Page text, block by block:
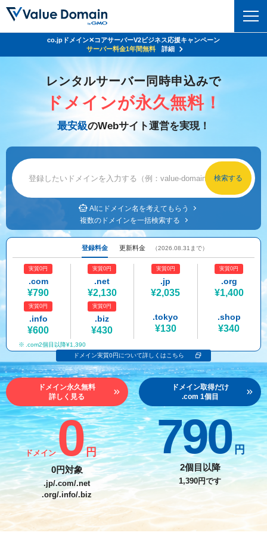
ドメイントップ
ドメイン検索
ドメイン価格一覧
.jpドメインオークション
NEW!
.jpドメインバックオーダー
プレミアムドメイン
人気ドメインの種類
WHOIS検索
レンタルサーバー
サーバートップ
バリューサーバー
XREA
Oneレンタルサーバー
セキュリティ
セキュリティトップ
Value Domain ネットde診断
SSL証明書
サービス
サービストップ
お得意様割引
紹介制度
バリュードメインAPI
ドメイン・ホスティングOEM
ドメインコンシェルジュ
Value Domain Analyzer
Value AI Writer
facebook
x
サポート
マニュアル ライブチャット
お問い合わせ
従来のバリュードメインをご利用希望の方
Value Domainにログイン
外部サービスでの登録が一部未対応（Google等）
おすすめ One レンタルサーバーを含む最新の機能を使う方
Value Domain Oneにログイン
ユーザー登録
従来のバリュードメインをご利用希望の方
Value Domainユーザー登録
外部サービスでの登録が一部未対応（Google等）
おすすめ One レンタルサーバーを含む最新の機能を使う方
Value Domain Oneアカウント作成
Value Domain 24周年キャンペーン
24%OFFクーポンGET＆その他特典あり！
co.jpドメイン✕コアサーバーV2ビジネス応援キャンペーン
サーバー料金1年間無料
詳細
レンタルサーバー同時申込みで
ドメインが永久無料！
最安級のWebサイト運営を実現！
AIにドメイン名を考えてもらう
複数のドメインを一括検索する
登録料金 更新料金 （2026.08.31まで）
実質0円
.com
¥790
実質0円
.net
¥2,130
実質0円
.jp
¥2,035
実質0円
.org
¥1,400
実質0円
.info
¥600
実質0円
.biz
¥430
.tokyo
¥130
.shop
¥340
.com2個目以降¥1,390
ドメイン実質0円について詳しくはこちら
ドメイン永久無料
詳しく見る
ドメイン0 円
0円対象
.jp/.com/.net
.org/.info/.biz
ドメイン取得だけ
.com 1個目
790 円
2個目以降
1,390円です